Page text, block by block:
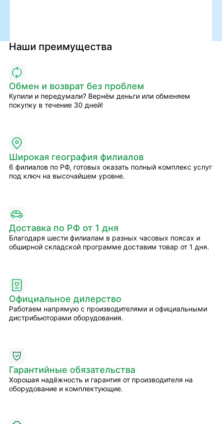
Наши преимущества
Обмен и возврат без проблем
Купили и передумали? Вернём деньги или обменяем
покупку в течение 30 дней!
Широкая география филиалов
6 филиалов по РФ, готовых оказать полный комплекс услуг
под ключ на высочайшем уровне.
Доставка по РФ от 1 дня
Благодаря шести филиалам в разных часовых поясах и
обширной складской программе доставим товар от 1 дня.
Официальное дилерство
Работаем напрямую с производителями и официальными
дистрибьюторами оборудования.
Гарантийные обязательства
Хорошая надёжность и гарантия от производителя на
оборудование и комплектующие.